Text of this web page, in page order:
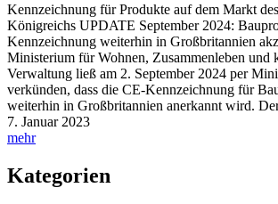
Kennzeichnung für Produkte auf dem Markt
Königreichs UPDATE September 2024:
Kennzeichnung weiterhin in Großbritannien
Ministerium für Wohnen, Zusammenleben und
Verwaltung ließ am 2. September 2024 per
verkünden, dass die CE-Kennzeichnung für
weiterhin in Großbritannien anerkannt wird.
7. Januar 2023
mehr
Kategorien